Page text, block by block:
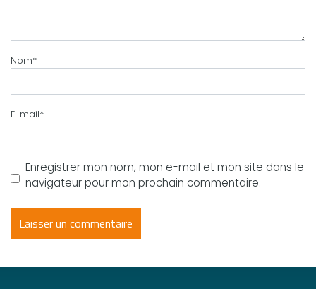
Nom*
E-mail*
Enregistrer mon nom, mon e-mail et mon site dans le
navigateur pour mon prochain commentaire.